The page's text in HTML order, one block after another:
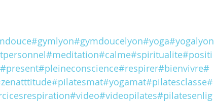
#gymlyon#gymdoucelyon#yoga#yogalyon
#meditation#calme#spiritualite#positi
#present#pleineconscience#respirer#bienvivre#
#pilatesmat#yogamat#pilatesclasse#
#video#videopilates#pilatesenlig